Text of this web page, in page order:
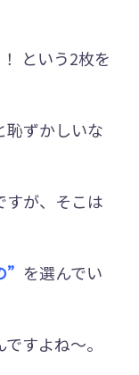
という2枚を
恥ずかしいな
すが、そこは
” を選んでい
すよね～。